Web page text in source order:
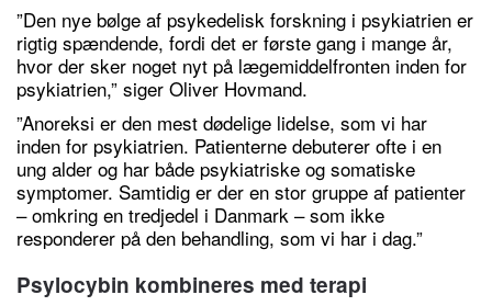
”Den nye bølge af psykedelisk forskning i psykiatrien er
rigtig spændende, fordi det er første gang i mange år,
hvor der sker noget nyt på lægemiddelfronten inden for
psykiatrien,” siger Oliver Hovmand.
”Anoreksi er den mest dødelige lidelse, som vi har
inden for psykiatrien. Patienterne debuterer ofte i en
ung alder og har både psykiatriske og somatiske
symptomer. Samtidig er der en stor gruppe af patienter
– omkring en tredjedel i Danmark – som ikke
responderer på den behandling, som vi har i dag.”
Psylocybin kombineres med terapi